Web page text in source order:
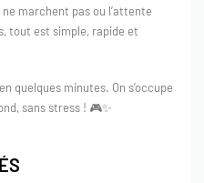
marchent pas ou l’attente
tout est simple, rapide et
quelques minutes. On s’occupe
sans stress ! 🎮✨